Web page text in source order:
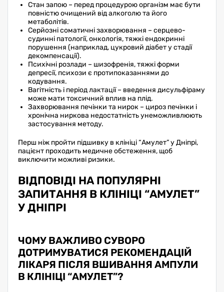
Стан запою – перед процедурою організм має бути
повністю очищений від алкоголю та його
метаболітів.
Серйозні соматичні захворювання – серцево-
судинні патології, онкологія, тяжкі ендокринні
порушення (наприклад, цукровий діабет у стадії
декомпенсації).
Психічні розлади – шизофренія, тяжкі форми
депресії, психози є протипоказаннями до
кодування.
Вагітність і період лактації – введення дисульфіраму
може мати токсичний вплив на плід.
Захворювання печінки та нирок – цироз печінки і
хронічна ниркова недостатність унеможливлюють
застосування методу.
Перш ніж пройти підшивку в клініці “Амулет” у Дніпрі,
пацієнт проходить медичне обстеження, щоб
виключити можливі ризики.
ВІДПОВІДІ НА ПОПУЛЯРНІ
ЗАПИТАННЯ В КЛІНІЦІ “АМУЛЕТ”
У ДНІПРІ
ЧОМУ ВАЖЛИВО СУВОРО
ДОТРИМУВАТИСЯ РЕКОМЕНДАЦІЙ
ЛІКАРЯ ПІСЛЯ ВШИВАННЯ АМПУЛИ
В КЛІНІЦІ “АМУЛЕТ”?